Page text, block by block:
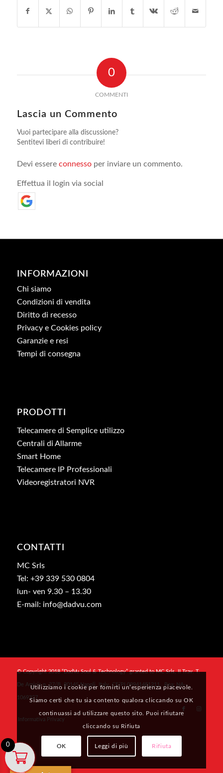
0
COMMENTI
Lascia un Commento
Vuoi partecipare alla discussione?
Sentitevi liberi di contribuire!
Devi essere connessoper inviare un commento.
Effettua il login via social
INFORMAZIONI
Chi siamo
Condizioni di vendita
Diritto di recesso
Privacy e Cookies policy
Garanzie e resi
Tempi di consegna
PRODOTTI
Telecamere di Semplice utilizzo
Centrali di Allarme
Smart Home
Telecamere IP Professionali
Videoregistratori NVR
CONTATTI
MC Srls
Tel: +39 339 530 0804
lun- ven 9.30 – 13.30
E-mail: info@dadvu.com
© Copyright 2018 “DadVu Soul & Technology” granted to MC Srls, II Trav. T.
De Amicis n. 27/B, 80145 Napoli, Italy, CF/PI 09941481211 , Rea: NA-
1069327
Informativa Privacy
Utilizziamo i cookie per fornirti un’esperienza piacevole.
Siamo certi che tu sia contento qualora cliccando su OK
continuassi ad utilizzare questo sito. Puoi rifiutare
cliccando su Rifiuta
OK Leggi di più Rifiuta
0